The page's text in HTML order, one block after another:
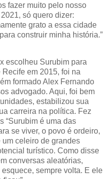
fazer muito pelo nosso
só quero dizer:
grato a essa cidade
construir minha história.”
escolheu Surubim para
em 2015, foi na
formado Alex Fernando
advogado. Aqui, foi bem
estabilizou sua
carreira na política. Fez
“Surubim é uma das
se viver, o povo é ordeiro,
celeiro de grandes
turístico. Como disse
conversas aleatórias,
sempre volta. E ele